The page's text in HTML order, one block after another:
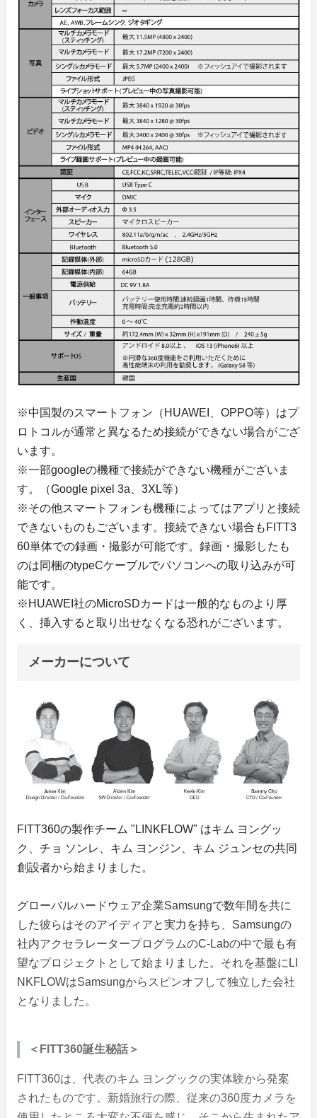
※中国製のスマートフォン（HUAWEI、OPPO等）はプ
ロトコルが通常と異なるため接続ができない場合がござ
います。
※一部googleの機種で接続ができない機種がございま
す。（Google pixel 3a、3XL等）
※その他スマートフォンも機種によってはアプリと接続
できないものもございます。接続できない場合もFITT3
60単体での録画・撮影が可能です。録画・撮影したも
のは同梱のtypeCケーブルでパソコンへの取り込みが可
能です。
※HUAWEI社のMicroSDカードは一般的なものより厚
く、挿入すると取り出せなくなる恐れがございます。
メーカーについて
FITT360の製作チーム "LINKFLOW" はキム ヨングッ
ク、チョ ソンレ、キム ヨンジン、キム ジュンセの共同
創設者から始まりました。
グローバルハードウェア企業Samsungで数年間を共に
した彼らはそのアイディアと実力を持ち、Samsungの
社内アクセラレータープログラムのC-Labの中で最も有
望なプロジェクトとして始まりました。それを基盤にLI
NKFLOWはSamsungからスピンオフして独立した会社
となりました。
＜FITT360誕生秘話＞
FITT360は、代表のキム ヨングックの実体験から発案
されたものです。新婚旅行の際、従来の360度カメラを